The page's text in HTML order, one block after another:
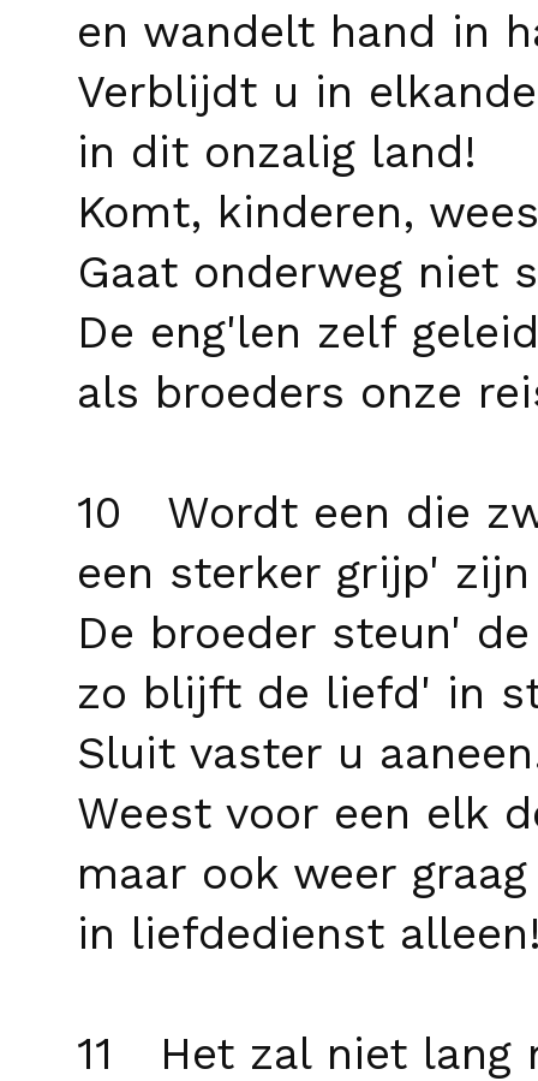
en wandelt hand in
Verblijdt u in
in dit onzalig land!
Komt, kinderen,
Gaat onderweg niet
De eng'len zelf
als broeders onze
10 Wordt een die
een sterker grijp'
De broeder steun'
zo blijft de liefd' in
Sluit vaster u
Weest voor een elk
maar ook weer
in liefdedienst
11 Het zal niet lang